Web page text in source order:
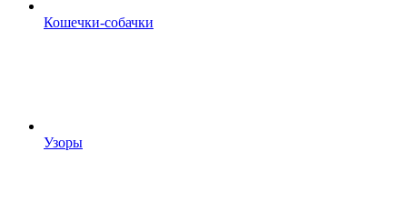
Кошечки-собачки
Узоры